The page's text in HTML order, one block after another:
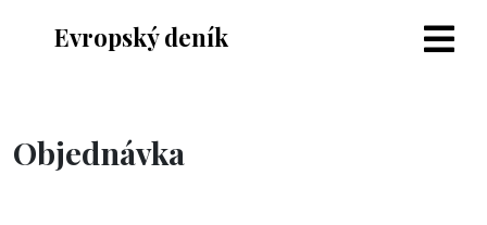
Evropský deník
Objednávka